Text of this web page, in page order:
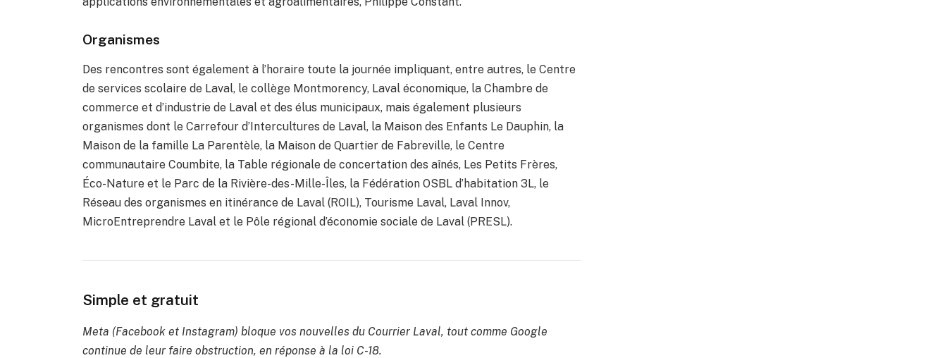
Organismes
Des rencontres sont également à l’horaire toute la journée impliquant, entre autres, le Centre
de services scolaire de Laval, le collège Montmorency, Laval économique, la Chambre de
commerce et d’industrie de Laval et des élus municipaux, mais également plusieurs
organismes dont le Carrefour d’Intercultures de Laval, la Maison des Enfants Le Dauphin, la
Maison de la famille La Parentèle, la Maison de Quartier de Fabreville, le Centre
communautaire Coumbite, la Table régionale de concertation des aînés, Les Petits Frères,
Éco-Nature et le Parc de la Rivière-des-Mille-Îles, la Fédération OSBL d’habitation 3L, le
Réseau des organismes en itinérance de Laval (ROIL), Tourisme Laval, Laval Innov,
MicroEntreprendre Laval et le Pôle régional d’économie sociale de Laval (PRESL).
Simple et gratuit
Meta (Facebook et Instagram) bloque vos nouvelles du Courrier Laval, tout comme Google
continue de leur faire obstruction, en réponse à la loi C-18.